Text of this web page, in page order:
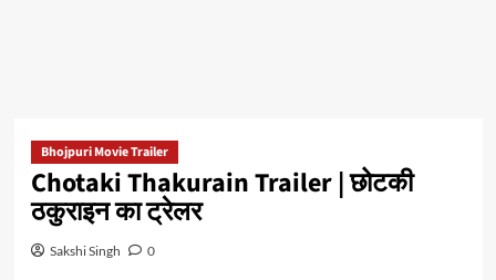
Bhojpuri Movie Trailer
Chotaki Thakurain Trailer | छोटकी
ठकुराइन का ट्रेलर
Sakshi Singh 0